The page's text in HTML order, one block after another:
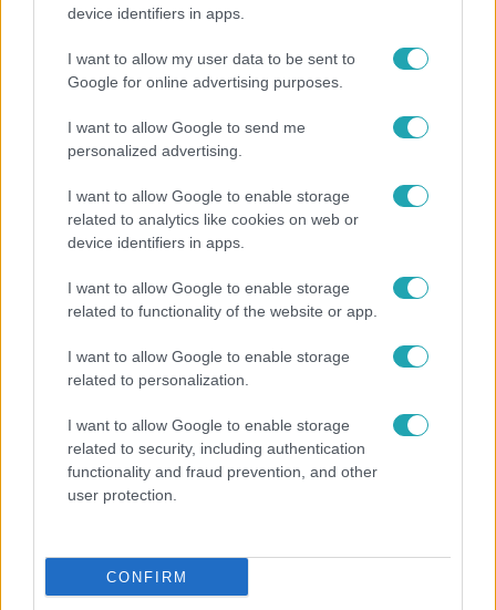
device identifiers in apps.
I want to allow my user data to be sent to
Google for online advertising purposes.
I want to allow Google to send me
personalized advertising.
I want to allow Google to enable storage
related to analytics like cookies on web or
device identifiers in apps.
I want to allow Google to enable storage
related to functionality of the website or app.
I want to allow Google to enable storage
related to personalization.
I want to allow Google to enable storage
related to security, including authentication
functionality and fraud prevention, and other
user protection.
CONFIRM
NÉZŐI: a vasutasoknak kellett betolniuk a vonatot
Tiszalöknél
Egy vasutas elől, a többi hátul tolta teljes erőből a
vonatot Tiszalöknél. A leengedett sorompó miatt
várakozó egyik autós vette fel a mobiltelefonjával, ahogy
MÁV-osok. A Debrecenbe induló vonat irányváltója
romlott el, ezért kellett egy rövid szakaszon emberi erővel
tolni a szerelvényt. A motorvonatnak ez csak jót tett, a
mozgás hatására megint elindult, így a járatot nem kellett
a célállomásra.